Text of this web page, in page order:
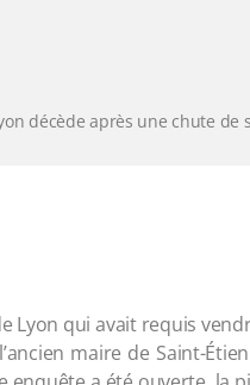
décède après une chute
Lyon qui avait requis
maire de Saint-